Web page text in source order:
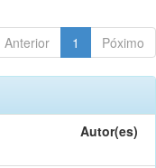
Anterior 1 Póximo
Autor(es)